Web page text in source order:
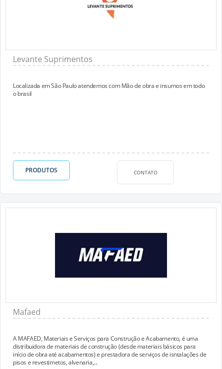
Levante Suprimentos
Localizada em São Paulo atendemos com Mão de obra e insumos em todo
o brasil
PRODUTOS CONTATO
Mafaed
A MAFAED, Materiais e Serviços para Construção e Acabamento, é uma
distribuidora de materiais de construção (desde materiais básicos para
início de obra até acabamentos) e prestadora de serviços de isntalações de
pisos e revestimetos, alvenaria,...